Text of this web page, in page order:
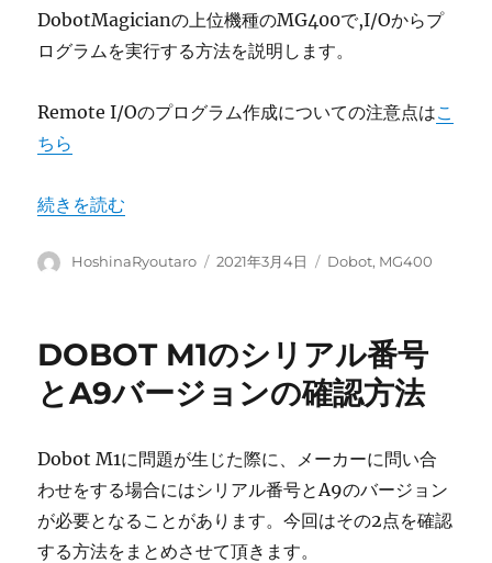
DobotMagicianの上位機種のMG400で,I/Oからプ
ログラムを実行する方法を説明します。
Remote I/Oのプログラム作成についての注意点はこ
ちら
“MG400 – I/Oからプログラムを実行する方法” の
続きを読む
投
HoshinaRyoutaro
投
2021年3月4日
カ
ー
Dobot, MG400
DOBOT M1のシリアル番号
とA9バージョンの確認方法
Dobot M1に問題が生じた際に、メーカーに問い合
わせをする場合にはシリアル番号とA9のバージョン
が必要となることがあります。今回はその2点を確認
する方法をまとめさせて頂きます。